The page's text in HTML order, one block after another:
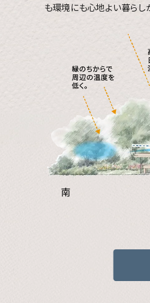
も環境にも心地よい暮らし